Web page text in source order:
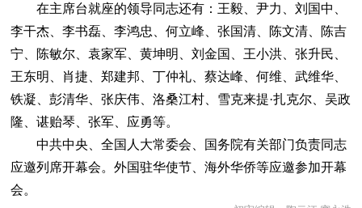
在主席台就座的领导同志还有：王毅、尹力、刘国中、
李干杰、李书磊、李鸿忠、何立峰、张国清、陈文清、陈吉
宁、陈敏尔、袁家军、黄坤明、刘金国、王小洪、张升民、
王东明、肖捷、郑建邦、丁仲礼、蔡达峰、何维、武维华、
铁凝、彭清华、张庆伟、洛桑江村、雪克来提·扎克尔、吴政
隆、谌贻琴、张军、应勇等。
中共中央、全国人大常委会、国务院有关部门负责同志
应邀列席开幕会。外国驻华使节、海外华侨等应邀参加开幕
会。